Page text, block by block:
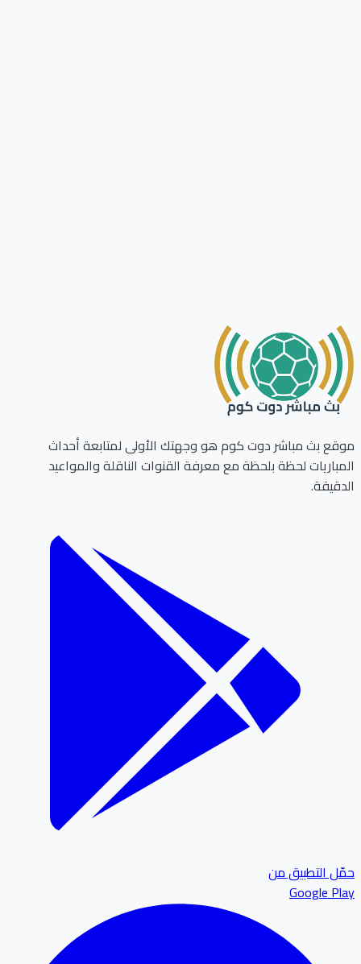
بث مباشر دوت كوم هو وجهتك الأولى لمتابعة أحداث
لحظة بلحظة مع معرفة القنوات الناقلة والمواعيد
التطبيق من
Google